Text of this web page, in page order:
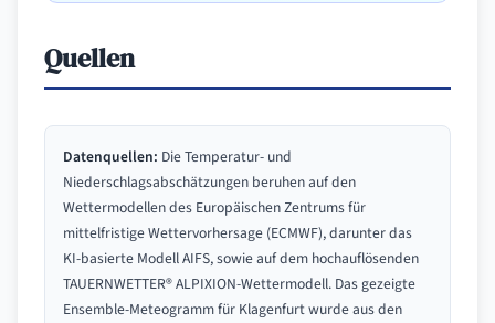
Quellen
Datenquellen: Die Temperatur- und
Niederschlagsabschätzungen beruhen auf den
Wettermodellen des Europäischen Zentrums für
mittelfristige Wettervorhersage (ECMWF), darunter das
KI-basierte Modell AIFS, sowie auf dem hochauflösenden
TAUERNWETTER® ALPIXION-Wettermodell. Das gezeigte
Ensemble-Meteogramm für Klagenfurt wurde aus den